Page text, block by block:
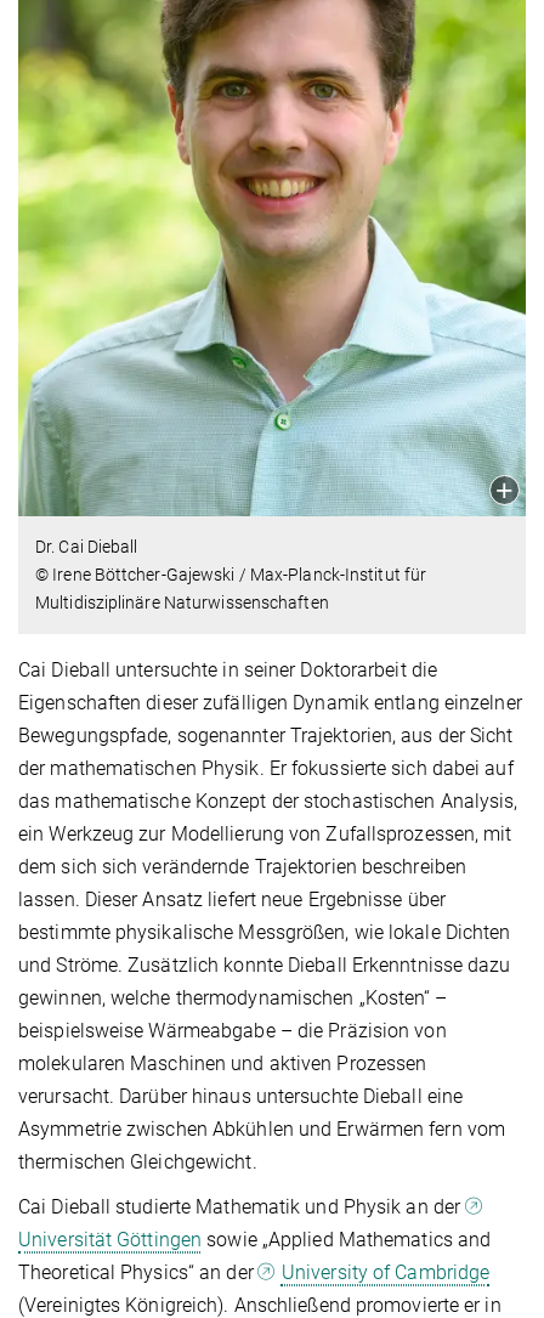
Dr. Cai Dieball
© Irene Böttcher-Gajewski / Max-Planck-Institut für
Multidisziplinäre Naturwissenschaften
Cai Dieball untersuchte in seiner Doktorarbeit die
Eigenschaften dieser zufälligen Dynamik entlang einzelner
Bewegungspfade, sogenannter Trajektorien, aus der Sicht
der mathematischen Physik. Er fokussierte sich dabei auf
das mathematische Konzept der stochastischen Analysis,
ein Werkzeug zur Modellierung von Zufallsprozessen, mit
dem sich sich verändernde Trajektorien beschreiben
lassen. Dieser Ansatz liefert neue Ergebnisse über
bestimmte physikalische Messgrößen, wie lokale Dichten
und Ströme. Zusätzlich konnte Dieball Erkenntnisse dazu
gewinnen, welche thermodynamischen „Kosten“ –
beispielsweise Wärmeabgabe – die Präzision von
molekularen Maschinen und aktiven Prozessen
verursacht. Darüber hinaus untersuchte Dieball eine
Asymmetrie zwischen Abkühlen und Erwärmen fern vom
thermischen Gleichgewicht.
Cai Dieball studierte Mathematik und Physik an der
Universität Göttingen sowie „Applied Mathematics and
Theoretical Physics“ an der
University of Cambridge
(Vereinigtes Königreich). Anschließend promovierte er in